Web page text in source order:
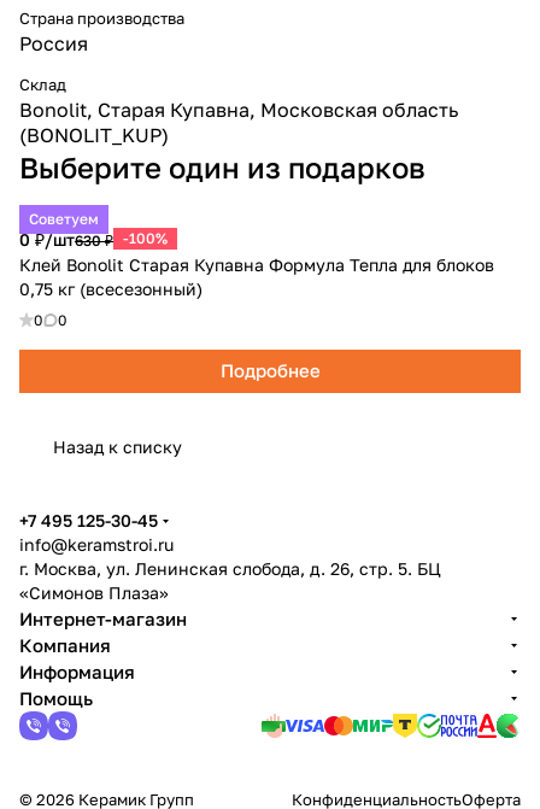
Страна производства
Россия
Склад
Bonolit, Старая Купавна, Московская область
(BONOLIT_KUP)
Выберите один из подарков
Советуем
0 ₽/шт630 ₽ -100%
Клей Bonolit Старая Купавна Формула Тепла для блоков
0,75 кг (всесезонный)
0 0
Подробнее
Назад к списку
+7 495 125-30-45
info@keramstroi.ru
г. Москва, ул. Ленинская слобода, д. 26, стр. 5. БЦ
«Симонов Плаза»
Интернет-магазин
Компания
Информация
Помощь
© 2026 Керамик Групп КонфиденциальностьОферта